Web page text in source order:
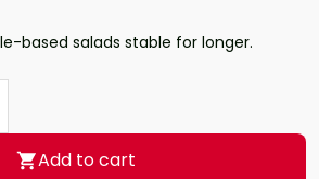
based salads stable for longer.
Add to cart